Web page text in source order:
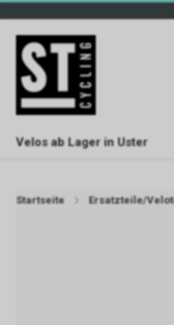
Velos ab Lager in Uster
Startseite Ersatzteile/